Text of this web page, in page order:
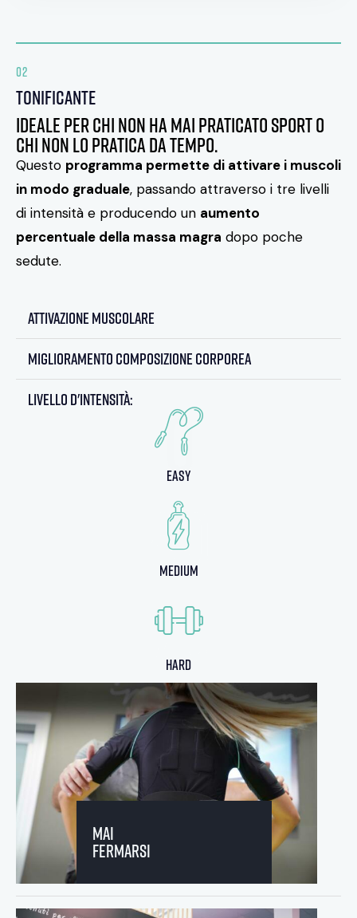
02
tonificante
Ideale per chi non ha mai praticato sport o
chi non lo pratica da tempo.
Questo programma permette di attivare i muscoli
in modo graduale, passando attraverso i tre livelli
di intensità e producendo un aumento
percentuale della massa magra dopo poche
sedute.
attivazione muscolare
miglioramento composizione corporea
Livello d'intensità:
0
easy
80
medium
75
hard
mai
fermarsi